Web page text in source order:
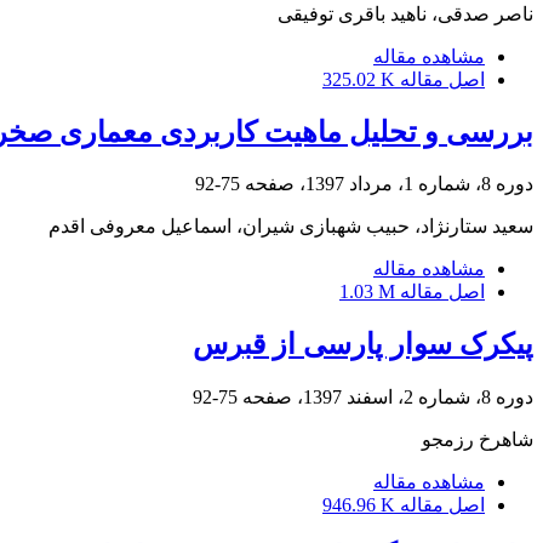
ناصر صدقی، ناهید باقری توفیقی
مشاهده مقاله
اصل مقاله 325.02 K
بررسی و تحلیل ماهیت کاربردی معماری
دوره 8، شماره 1، مرداد 1397، صفحه 75-92
سعید ستارنژاد، حبیب شهبازی شیران، اسماعیل معروفی اقدم
مشاهده مقاله
اصل مقاله 1.03 M
پیکرک سوار پارسی از قبرس
دوره 8، شماره 2، اسفند 1397، صفحه 75-92
شاهرخ رزمجو
مشاهده مقاله
اصل مقاله 946.96 K